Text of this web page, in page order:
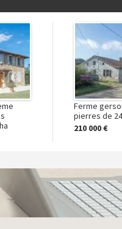
Ferme
pierres de
210 000 €